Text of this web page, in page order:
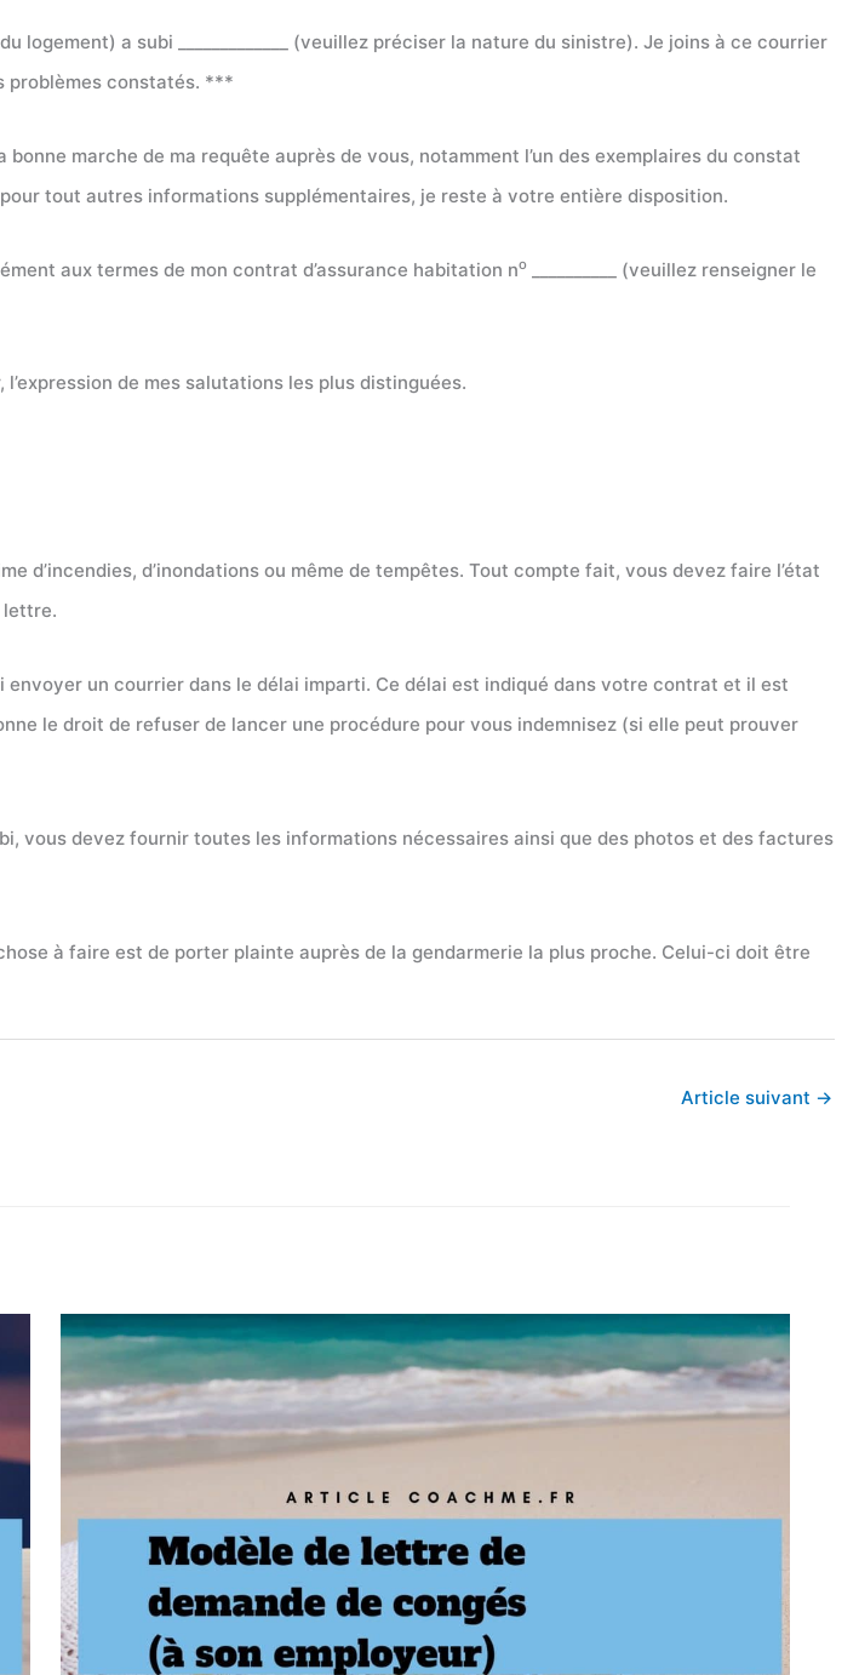
logement) a subi _____________ (veuillez préciser la nature du sinistre). Je joins à ce courrier
problèmes constatés. ***
marche de ma requête auprès de vous, notamment l’un des exemplaires du constat
tout autres informations supplémentaires, je reste à votre entière disposition.
aux termes de mon contrat d’assurance habitation no
__________ (veuillez renseigner le
de mes salutations les plus distinguées.
d’incendies, d’inondations ou même de tempêtes. Tout compte fait, vous devez faire l’état
lettre.
envoyer un courrier dans le délai imparti. Ce délai est indiqué dans votre contrat et il est
le droit de refuser de lancer une procédure pour vous indemnisez (si elle peut prouver
vous devez fournir toutes les informations nécessaires ainsi que des photos et des factures
à faire est de porter plainte auprès de la gendarmerie la plus proche. Celui-ci doit être
Article suivant →